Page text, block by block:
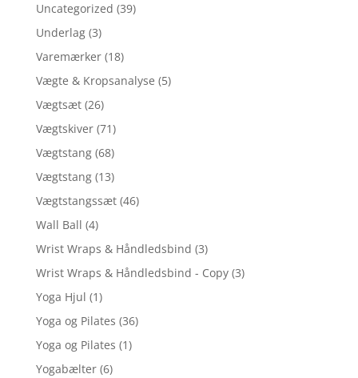
Uncategorized (39)
Underlag (3)
Varemærker (18)
Vægte & Kropsanalyse (5)
Vægtsæt (26)
Vægtskiver (71)
Vægtstang (68)
Vægtstang (13)
Vægtstangssæt (46)
Wall Ball (4)
Wrist Wraps & Håndledsbind (3)
Wrist Wraps & Håndledsbind - Copy (3)
Yoga Hjul (1)
Yoga og Pilates (36)
Yoga og Pilates (1)
Yogabælter (6)